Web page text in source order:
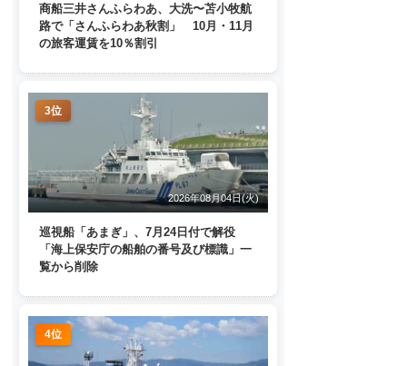
商船三井さんふらわあ、大洗〜苫小牧航
路で「さんふらわあ秋割」 10月・11月
の旅客運賃を10％割引
3位
2026年08月04日(火)
巡視船「あまぎ」、7月24日付で解役
「海上保安庁の船舶の番号及び標識」一
覧から削除
4位